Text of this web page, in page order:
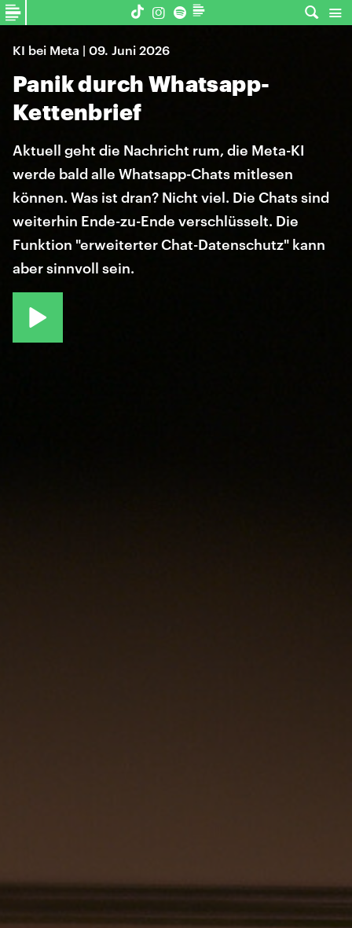
KI bei Meta | 09. Juni 2026
Panik durch Whatsapp-
Kettenbrief
Aktuell geht die Nachricht rum, die Meta-KI
werde bald alle Whatsapp-Chats mitlesen
können. Was ist dran? Nicht viel. Die Chats sind
weiterhin Ende-zu-Ende verschlüsselt. Die
Funktion "erweiterter Chat-Datenschutz" kann
aber sinnvoll sein.